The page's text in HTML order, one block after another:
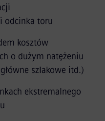
odcinka toru
kosztów
o dużym natężeniu
szlakowe itd.)
ekstremalnego